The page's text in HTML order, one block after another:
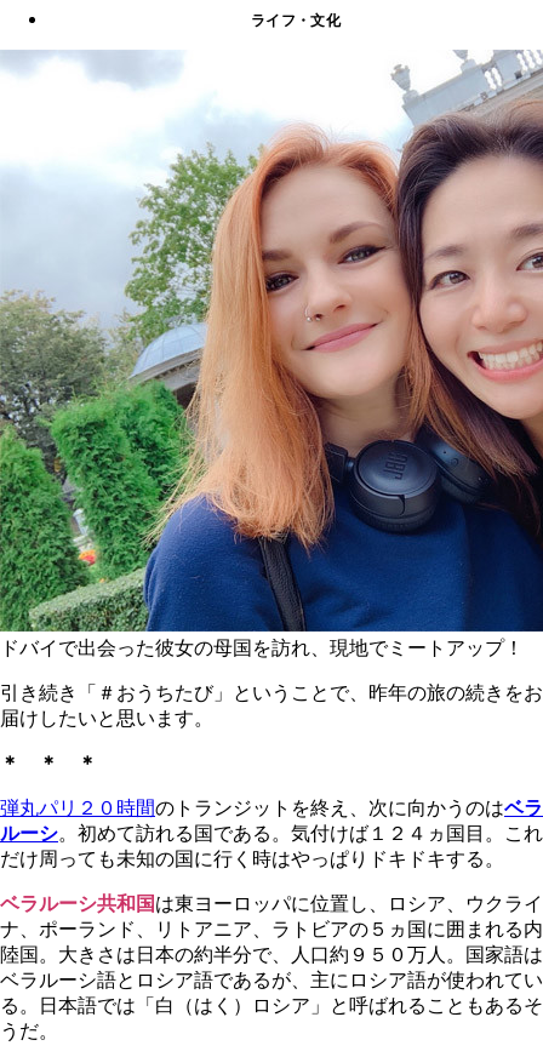
ライフ・文化
ドバイで出会った彼女の母国を訪れ、現地でミートアップ！
引き続き「＃おうちたび」ということで、昨年の旅の続きをお
届けしたいと思います。
＊ ＊ ＊
弾丸パリ２０時間のトランジットを終え、次に向かうのはベラ
ルーシ。初めて訪れる国である。 気付けば １２４ヵ国目。これ
だけ周っても未知の国に行く時はやっぱりドキドキする。
ベラルーシ共和国は東ヨーロッパに位置し、ロシア、ウクライ
ナ、ポーランド、リトアニア、ラトビアの５ヵ国に囲まれる内
陸国。大きさは日本の約半分で、人口約９５０万人。国家語は
ベラルーシ語とロシア語であるが、主にロシア語が使われてい
る。日本語では「白（はく）ロシア」と呼ばれることもあるそ
うだ。